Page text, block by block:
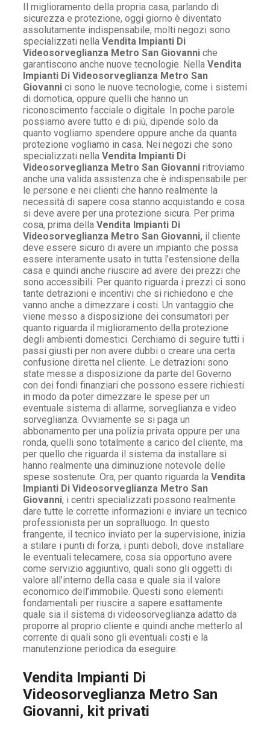
Il miglioramento della propria casa, parlando di
sicurezza e protezione, oggi giorno è diventato
assolutamente indispensabile, molti negozi sono
specializzati nella Vendita Impianti Di
Videosorveglianza Metro San Giovanni che
garantiscono anche nuove tecnologie. Nella Vendita
Impianti Di Videosorveglianza Metro San
Giovanni ci sono le nuove tecnologie, come i sistemi
di domotica, oppure quelli che hanno un
riconoscimento facciale o digitale. In poche parole
possiamo avere tutto e di più, dipende solo da
quanto vogliamo spendere oppure anche da quanta
protezione vogliamo in casa. Nei negozi che sono
specializzati nella Vendita Impianti Di
Videosorveglianza Metro San Giovanni ritroviamo
anche una valida assistenza che è indispensabile per
le persone e nei clienti che hanno realmente la
necessità di sapere cosa stanno acquistando e cosa
si deve avere per una protezione sicura. Per prima
cosa, prima della Vendita Impianti Di
Videosorveglianza Metro San Giovanni, il cliente
deve essere sicuro di avere un impianto che possa
essere interamente usato in tutta l’estensione della
casa e quindi anche riuscire ad avere dei prezzi che
sono accessibili. Per quanto riguarda i prezzi ci sono
tante detrazioni e incentivi che si richiedono e che
vanno anche a dimezzare i costi. Un vantaggio che
viene messo a disposizione dei consumatori per
quanto riguarda il miglioramento della protezione
degli ambienti domestici. Cerchiamo di seguire tutti i
passi giusti per non avere dubbi o creare una certa
confusione diretta nel cliente. Le detrazioni sono
state messe a disposizione da parte del Governo
con dei fondi finanziari che possono essere richiesti
in modo da poter dimezzare le spese per un
eventuale sistema di allarme, sorveglianza e video
sorveglianza. Ovviamente se si paga un
abbonamento per una polizia privata oppure per una
ronda, quelli sono totalmente a carico del cliente, ma
per quello che riguarda il sistema da installare si
hanno realmente una diminuzione notevole delle
spese sostenute. Ora, per quanto riguarda la Vendita
Impianti Di Videosorveglianza Metro San
Giovanni, i centri specializzati possono realmente
dare tutte le corrette informazioni e inviare un tecnico
professionista per un sopralluogo. In questo
frangente, il tecnico inviato per la supervisione, inizia
a stilare i punti di forza, i punti deboli, dove installare
le eventuali telecamere, cosa sia opportuno avere
come servizio aggiuntivo, quali sono gli oggetti di
valore all’interno della casa e quale sia il valore
economico dell’immobile. Questi sono elementi
fondamentali per riuscire a sapere esattamente
quale sia il sistema di videosorveglianza adatto da
proporre al proprio cliente e quindi anche metterlo al
corrente di quali sono gli eventuali costi e la
manutenzione periodica da eseguire.
Vendita Impianti Di
Videosorveglianza Metro San
Giovanni, kit privati